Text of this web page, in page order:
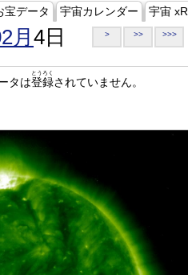
宝データ 宇宙カレンダー 宇宙 xR
月 4日 > >> >>>
タは登録
とうろく
されていません。